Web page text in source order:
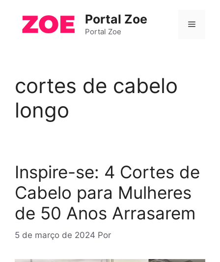
Portal Zoe
Portal Zoe
Menu
cortes de cabelo
longo
Inspire-se: 4 Cortes de
Cabelo para Mulheres
de 50 Anos Arrasarem
5 de março de 2024 Por